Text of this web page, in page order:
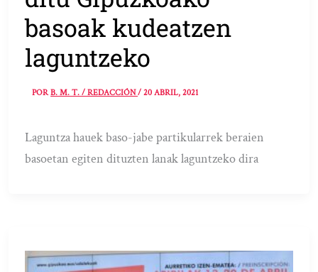
basoak kudeatzen
laguntzeko
PORB. M. T. / REDACCIÓN/20 ABRIL, 2021
Laguntza hauek baso-jabe partikularrek beraien
basoetan egiten dituzten lanak laguntzeko dira